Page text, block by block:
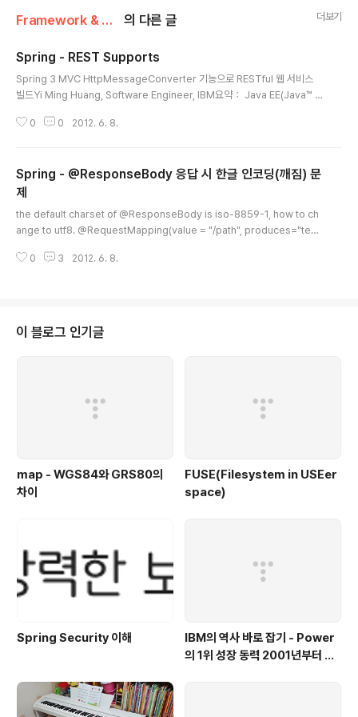
Framework & Platform/Spring 의 다른 글 더보기
Spring - REST Supports
Spring 3 MVC HttpMessageConverter 기능으로 RESTful 웹 서비스
빌드Yi Ming Huang, Software Engineer, IBM요약： Java EE(Java™ P
임워크인 Spring은 이제 모델-뷰-컨트롤러(MVC) 계층에서 REST(Repres
는 HttpMessageConverter로 여러 표현을 제작하는 것을 배웁니다. 코드
샘플은 HttpMessageConverter로 서비스와 통신하기 위해 RestT..
0 0 2012. 6. 8.
Spring - @ResponseBody 응답 시 한글 인코딩(깨짐) 문
제
the default charset of @ResponseBody is iso-8859-1, how to ch
ange to utf8. @RequestMapping(value = "/path", produces="text/
() { .....} produces="text/plain;charset=UTF-8"를 사용하여 응답 페이
0 3 2012. 6. 8.
이 블로그 인기글
map - WGS84와 GRS80의
차이
FUSE(Filesystem in USEer
space)
Spring Security 이해
IBM의 역사 바로 잡기 - Power
의 1위 성장 동력 2001년부터 가